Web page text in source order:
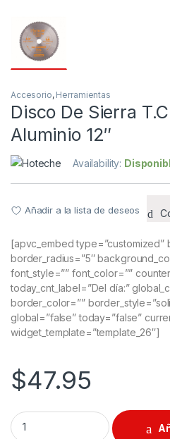
Accesorio, Herramientas
Disco De Sierra
Aluminio 12″
Availability:
Añadir a la lista de deseos
[apvc_embed type=”customized”
border_radius=”5″
font_style=”” font_color=””
today_cnt_label=”Del día:”
border_color=””
global=”false” today=”false”
widget_template=”template_26″]
$47.95
Disco De Sierra T.C.T. Para